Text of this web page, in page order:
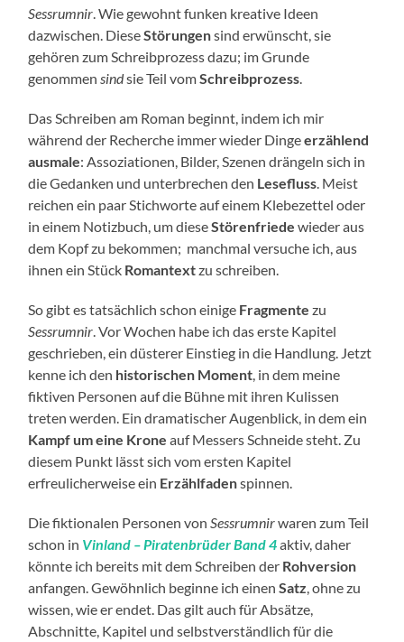
Sessrumnir . Wie gewohnt funken kreative Ideen
dazwischen. DieseStörungensind erwünscht, sie
gehören zum Schreibprozess dazu; im Grunde
genommen sindsie Teil vomSchreibprozess
Das Schreiben am Roman beginnt, indem ich mir
während der Recherche immer wieder Dingeerzählend
ausmale: Assoziationen, Bilder, Szenen drängeln sich in
die Gedanken und unterbrechen den Lesefluss . Meist
reichen ein paar Stichworte auf einem Klebezettel oder
in einem Notizbuch, um dieseStörenfriedewieder aus
dem Kopf zu bekommen; manchmal versuche ich, aus
ihnen ein Stück Romantextzu schreiben.
So gibt es tatsächlich schon einige Fragmentezu
Sessrumnir . Vor Wochen habe ich das erste Kapitel
geschrieben, ein düsterer Einstieg in die Handlung. Jetzt
kenne ich den historischen Moment , in dem meine
fiktiven Personen auf die Bühne mit ihren Kulissen
treten werden. Ein dramatischer Augenblick, in dem ein
Kampf um eine Krone auf Messers Schneide steht. Zu
diesem Punkt lässt sich vom ersten Kapitel
erfreulicherweise ein Erzählfadenspinnen.
Die fiktionalen Personen von Sessrumnirwaren zum Teil
schon in Vinland – Piratenbrüder Band 4aktiv, daher
könnte ich bereits mit dem Schreiben der Rohversion
anfangen. Gewöhnlich beginne ich einenSatz , ohne zu
wissen, wie er endet. Das gilt auch für Absätze,
Abschnitte, Kapitel und selbstverständlich für die